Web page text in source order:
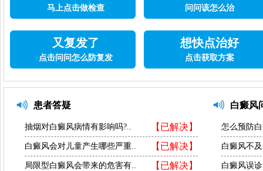
马上点击做检查 问问该怎么治
又复发了
点击问问怎么防复发
想快点治好
点击获取方案
患者答疑
【已解决】
抽烟对白癜风病情有影响吗?..
【已解决】
白癜风会对儿童产生哪些严重..
【已解决】
局限型白癜风会带来的危害有..
白癜风
怎么预防
白癜风不
白癜风误